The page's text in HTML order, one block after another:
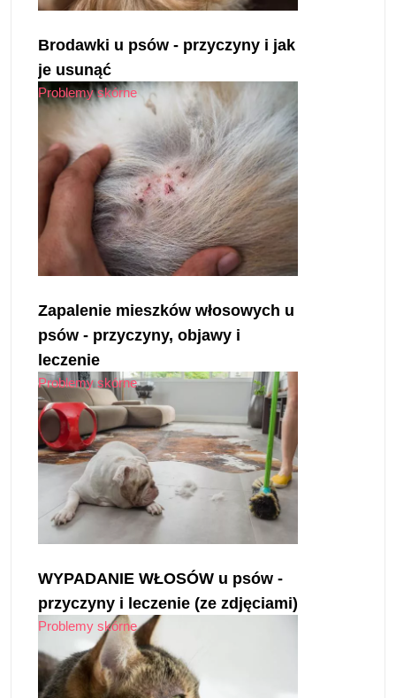
Brodawki u psów - przyczyny i jak
je usunąć
Problemy skórne
Zapalenie mieszków włosowych u
psów - przyczyny, objawy i
leczenie
Problemy skórne
WYPADANIE WŁOSÓW u psów -
przyczyny i leczenie (ze zdjęciami)
Problemy skórne